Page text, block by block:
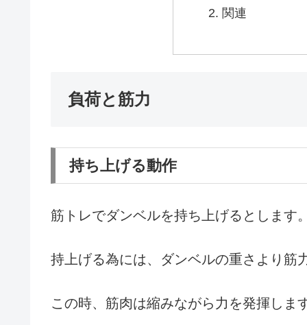
関連
負荷と筋力
持ち上げる動作
筋トレでダンベルを持ち上げるとします。
持上げる為には、ダンベルの重さより筋
この時、筋肉は縮みながら力を発揮します